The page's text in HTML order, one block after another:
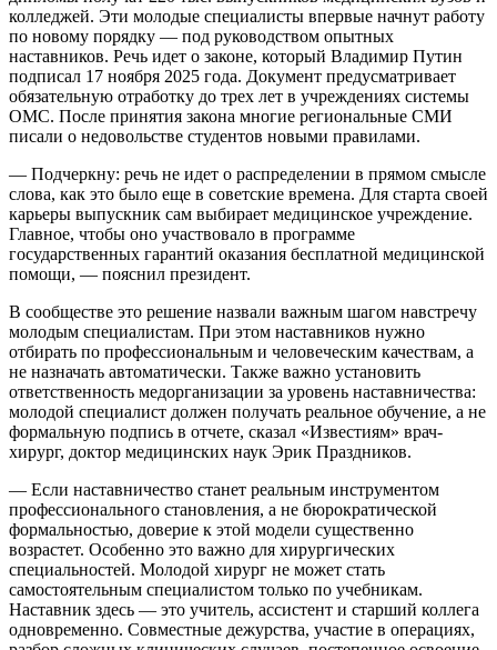
колледжей. Эти молодые специалисты впервые начнут работу
по новому порядку — под руководством опытных
наставников. Речь идет о законе, который Владимир Путин
подписал 17 ноября 2025 года. Документ предусматривает
обязательную отработку до трех лет в учреждениях системы
ОМС. После принятия закона многие региональные СМИ
писали о недовольстве студентов новыми правилами.
— Подчеркну: речь не идет о распределении в прямом смысле
слова, как это было еще в советские времена. Для старта своей
карьеры выпускник сам выбирает медицинское учреждение.
Главное, чтобы оно участвовало в программе
государственных гарантий оказания бесплатной медицинской
помощи, — пояснил президент.
В сообществе это решение назвали важным шагом навстречу
молодым специалистам. При этом наставников нужно
отбирать по профессиональным и человеческим качествам, а
не назначать автоматически. Также важно установить
ответственность медорганизации за уровень наставничества:
молодой специалист должен получать реальное обучение, а не
формальную подпись в отчете, сказал «Известиям» врач-
хирург, доктор медицинских наук Эрик Праздников.
— Если наставничество станет реальным инструментом
профессионального становления, а не бюрократической
формальностью, доверие к этой модели существенно
возрастет. Особенно это важно для хирургических
специальностей. Молодой хирург не может стать
самостоятельным специалистом только по учебникам.
Наставник здесь — это учитель, ассистент и старший коллега
одновременно. Совместные дежурства, участие в операциях,